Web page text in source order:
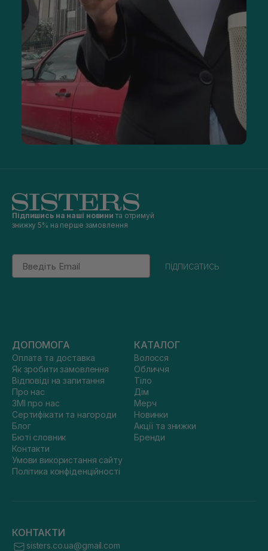
Підпишись на наші новини та отримуй
знижку 5% на перше замовлення
Email
підписатись
ДОПОМОГА
Оплата та доставка
Як зробити замовлення
Відповіді на запитання
Про нас
ЗМІ про нас
Сертифікати та нагороди
Блог
Бюті словник
Контакти
Умови використання сайту
Політика конфіденційності
КАТАЛОГ
Волосся
Обличчя
Тіло
Дім
Мерч
Новинки
Акції та знижки
Бренди
КОНТАКТИ
sisters.co.ua@gmail.com